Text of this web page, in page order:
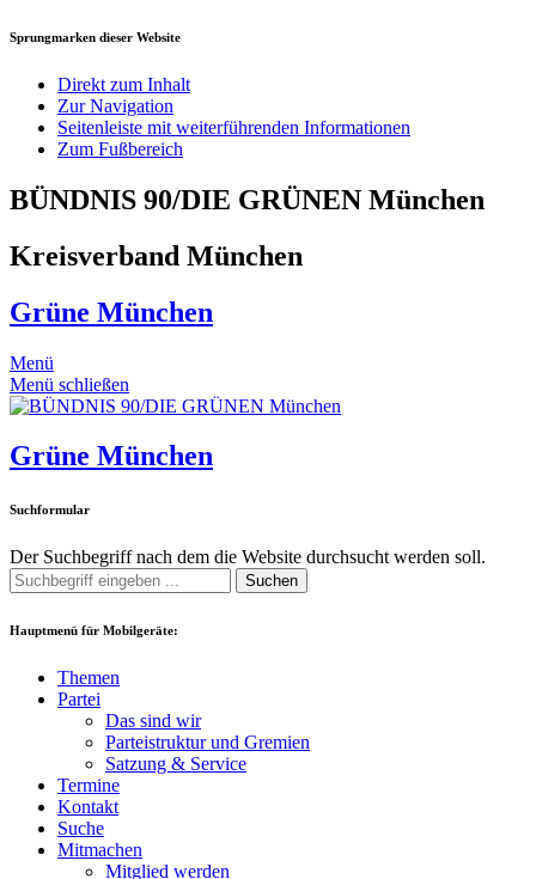
Sprungmarken dieser Website
Direkt zum Inhalt
Zur Navigation
Seitenleiste mit weiterführenden Informationen
Zum Fußbereich
BÜNDNIS 90/DIE GRÜNEN München
Kreisverband München
Grüne München
Menü
Menü schließen
Grüne München
Suchformular
Der Suchbegriff nach dem die Website durchsucht werden soll.
Suchen
Hauptmenü für Mobilgeräte:
Themen
Partei
Das sind wir
Parteistruktur und Gremien
Satzung & Service
Termine
Kontakt
Suche
Mitmachen
Mitglied werden